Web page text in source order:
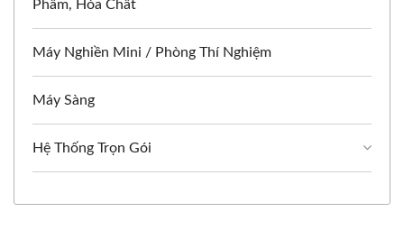
Phẩm, Hóa Chất
Máy Nghiền Mini / Phòng Thí Nghiệm
Máy Sàng
Hệ Thống Trọn Gói